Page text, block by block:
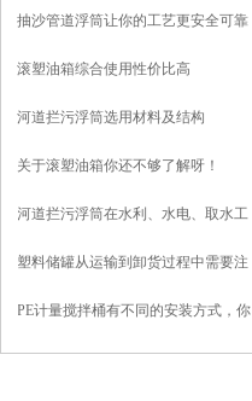
抽沙管道浮筒让你的工艺更安全可靠
滚塑油箱综合使用性价比高
河道拦污浮筒选用材料及结构
关于滚塑油箱你还不够了解呀！
河道拦污浮筒在水利、水电、取水工
塑料储罐从运输到卸货过程中需要注
PE计量搅拌桶有不同的安装方式，你